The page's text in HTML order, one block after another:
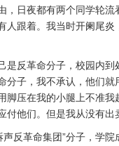
，日夜都有两个同学轮流
人跟着。我当时开阑尾炎
是反革命分子，校园内到
分子，我不承认，他们就
脚压在我的小腿上不准我
付他们。但是我从没有出
反革命集团”分子，学院